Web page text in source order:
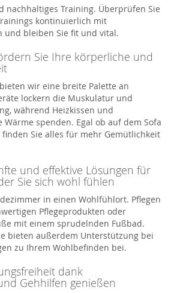
nachhaltiges Training. Überprüfen Sie
kontinuierlich mit
und bleiben Sie fit und vital.
Sie Ihre körperliche und
wir eine breite Palette an
lockern die Muskulatur und
während Heizkissen und
spenden. Egal ob auf dem Sofa
Sie alles für mehr Gemütlichkeit
und effektive Lösungen für
Sie sich wohl fühlen
in einen Wohlfühlort. Pflegen
Pflegeprodukten oder
mit einem sprudelnden Fußbad.
bieten außerdem Unterstützung bei
zu Ihrem Wohlbefinden bei.
dank
Gehhilfen genießen